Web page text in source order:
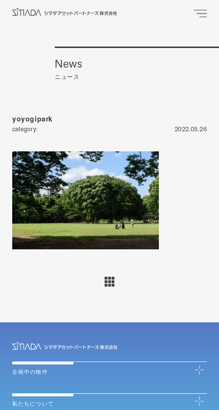
News
ニュース
yoyogipark
category: 2022.05.26
企画中の物件
私たちについて